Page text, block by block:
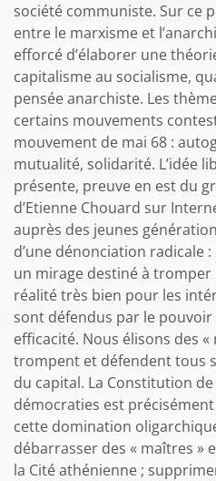
société communiste. Sur ce
entre le marxisme et
efforcé d’élaborer une
capitalisme au socialisme,
pensée anarchiste. Les
certains mouvements
mouvement de mai 68 :
mutualité, solidarité. L’idée
présente, preuve en est du
d’Etienne Chouard sur
auprès des jeunes
d’une dénonciation radicale
un mirage destiné à
réalité très bien pour les
sont défendus par le pouvoir
efficacité. Nous élisons des «
trompent et défendent tous
du capital. La Constitution
démocraties est
cette domination
débarrasser des « maîtres »
la Cité athénienne ;